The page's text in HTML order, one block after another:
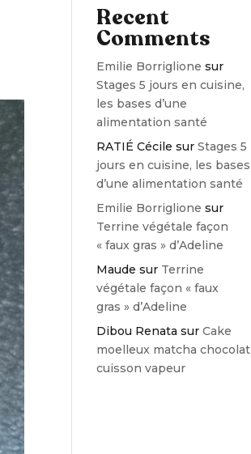
Recent
Comments
Emilie Borriglione sur
Stages 5 jours en cuisine,
les bases d’une
alimentation santé
RATIÉ Cécile surStages 5
jours en cuisine, les bases
d’une alimentation santé
Emilie Borriglione sur
Terrine végétale façon
« faux gras » d’Adeline
Maude sur Terrine
végétale façon « faux
gras » d’Adeline
Dibou Renata surCake
moelleux matcha chocolat
cuisson vapeur